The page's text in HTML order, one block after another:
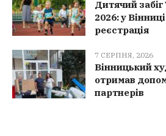
Дитячий
2026: у
реєстрація
7 СЕРПНЯ, 2026
Вінницький
отримав
партнерів